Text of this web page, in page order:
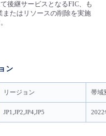
ム
後継サービスとなるFIC、も
またはリソースの削除を実施
ン
リージョン 帯域
JP1,JP2,JP4,JP5